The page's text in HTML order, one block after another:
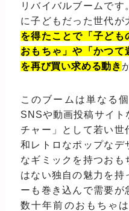
リバイバルブームで
に子どもだった世代が
を得たことで「子ども
おもちゃ」や「かつて
を再び買い求める動き
このブームは単なる
SNSや動画投稿サイ
チャー」として若い世
和レトロなポップなデ
なギミックを持つおも
はない独自の魅力を持
ーも巻き込んで需要が
数十年前のおもちゃ